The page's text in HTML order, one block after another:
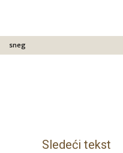
sneg
Sledeći tekst